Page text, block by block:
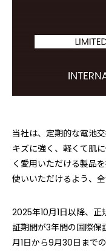
当社は、定期的な電池
キズに強く、軽くて肌
く愛用いただける製品
使いいただけるよう、
2025年10月1日以降、
証期間が3年間の国際
月1日から9月30日まで